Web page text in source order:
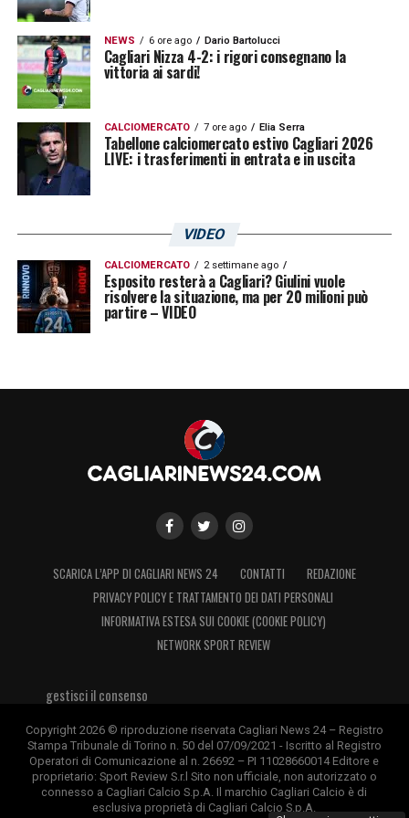
NEWS 6 ore ago Dario Bartolucci
Cagliari Nizza 4-2: i rigori consegnano la
vittoria ai sardi!
CALCIOMERCATO 7 ore ago Elia Serra
Tabellone calciomercato estivo Cagliari 2026
LIVE: i trasferimenti in entrata e in uscita
VIDEO
CALCIOMERCATO 2 settimane ago
Esposito resterà a Cagliari? Giulini vuole
risolvere la situazione, ma per 20 milioni può
partire – VIDEO
SCARICA L’APP DI CAGLIARI NEWS 24 CONTATTI
REDAZIONE
PRIVACY POLICY E TRATTAMENTO DEI DATI PERSONALI
INFORMATIVA ESTESA SUI COOKIE (COOKIE POLICY)
NETWORK SPORT REVIEW
gestisci il consenso
Copyright 2026 © riproduzione riservata Cagliari News 24 – Registro
Stampa Tribunale di Torino n. 50 del 07/09/2021 - Iscritto al Registro
Operatori di Comunicazione al n. 26692 – PI 11028660014 Editore e
proprietario: Sport Review S.r.l Sito non ufficiale, non autorizzato o
connesso a Cagliari Calcio S.p.A. Il marchio Cagliari Calcio è di
esclusiva proprietà di Cagliari Calcio S.p.A.